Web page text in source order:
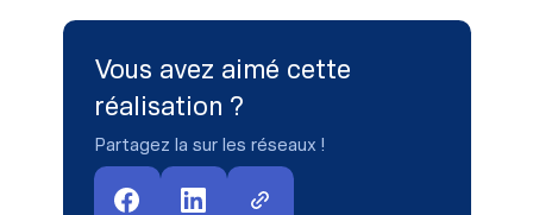
Vous avez aimé cette
réalisation ?
Partagez la sur les réseaux !